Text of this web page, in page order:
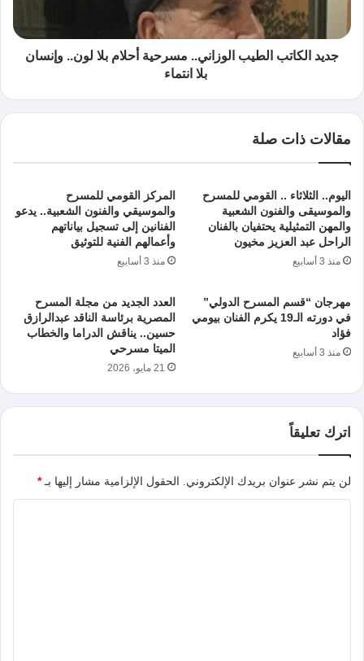
جديد الكاتب الطيب الوزاني.. مسرحية أحلام بلا لون.. وإنسان
بلا انتماء
مقالات ذات صلة
اليوم.. الثلاثاء .. القومي للمسرح
والموسيقى والفنون الشعبية
والمهن التمثيلية يحتفيان بالفنان
الراحل عبد العزيز مخيون
منذ 3 أسابيع
المركز القومي للمسرح
والموسيقي والفنون الشعبية.. يدعو
الفنانين إلى تسجيل بياناتهم
وأعمالهم الفنية للتوثيق
منذ 3 أسابيع
مهرجان “قسم المسرح الدولي”
في دورته الـ19 يكرم الفنان بيومي
فؤاد
منذ 3 أسابيع
العدد الجديد من مجلة المسرح
المصرية برئاسة الناقد عبدالرازق
حسين.. يناقش الدراما والخطاب
الميتا مسرحي
21 مايو، 2026
اترك تعليقاً
لن يتم نشر عنوان بريدك الإلكتروني. الحقول الإلزامية مشار إليها بـ*